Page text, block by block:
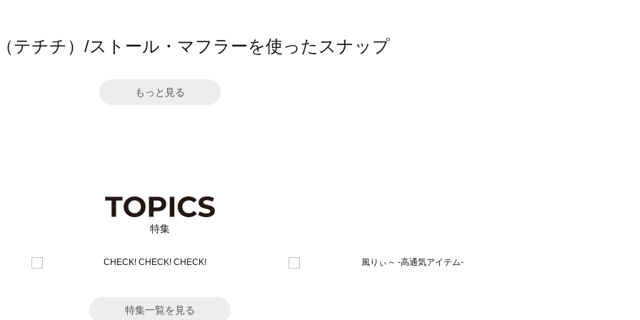
テチチ）/ストール・マフラーを使ったスナップ
もっと見る
特集
特集一覧を見る